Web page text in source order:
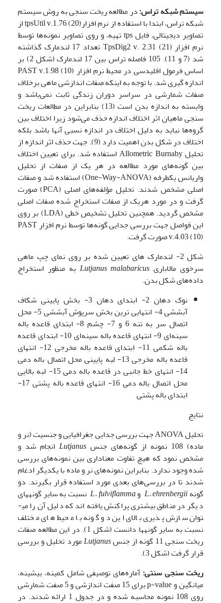
سیستم شبکه تراس:در مطالعه ریخت سنجی به روش سیستم
شبکه تراس، ابتدا با استفاده از نرم افزار(20) tpsUtil v.1.76 از
تصاویر دیجیتالی، فایل tps تهیه، و روی تصاویر نمونه‌ها توسط
نرم افزار TpsDig2 v. 2.31 (21) تعداد 17 لندمارک گذاشته
شد (7 و 11). 105 فاصله تراس بین 17 لندمارک (شکل 2) بر
اساس فرمول اقلیدسی در محیط نرم افزار PAST v.1.98 (10)
اندازه گیری شد. با توجه به اینکه صفات اندازشی ماهی برخلاف
صفات شمارشی در سراسر دوران زندگی ثابت نمی‌باشد و
وابسته به اندازه بدن است (13) بنابراین در مطالعات ریخت
سنجی ماهیان اثر اختلاف اندازه حذف می‌شود زیرا اختلاف بین
گروه‌ها نباید به دلیل اختلاف در اندازه نسبی آنها باشد بلکه
اختلاف در شکل بدن اهمیت دارد (9). جهت حذف اثر اندازه از
تحلیل Allometric Burnaby استفاده شد. برای تعیین اختلاف
بین گونه‌های مورد مطالعه در هر یک از صفات از تحلیل
واریانس یکطرفه (One-Way-ANOVA) استفاده شد و صفات
اصلی مشخص شدند. تحلیل مؤلفه‌های اصلی (PCA) صورت
گرفت و در مورد هریک از صفات استخراج شده صفات اصلی
مشخص گردید. همچنین تحلیل تشخیص خطی (LDA) بر روی
این فواصل جهت بررسی جدایی گونه‌ها توسط نرم افزار PAST
v.4.03 (10) صورت گرفت.
شکل 2- لندمارک های تعیین شده بر روی نمای چپ ماهی
سرخوی مالاباری
Lutjanus malabaricus
به منظور استخراج
داده‌های شکل بدن.
نوک دهان 2- ابتدای دهان 3- بخش پایینی شکاف
آبششی 4- انتهایی ترین بخش سرپوش آبششی 5- محل
اتصال سر به تنه 6 و 7- چشم 8- ابتدای قاعده باله
سینه‌ای 9- انتهای قاعده باله سینه‌ای 10- ابتدای قاعده
باله شکمی 11- ابتدای قاعده باله مخرجی 12- انتهای
قاعده باله مخرجی 13- لبه پایینی محل اتصال باله دمی
14- انتهای خط جانبی در قاعده باله دمی 15- لبه بالایی
محل اتصال باله دمی 16- انتهای قاعده باله پشتی 17-
ابتدای باله پشتی
نتایج
تحلیل ANOVA جهت بررسی جدایی جغرافیایی و جنسیت (نر و
ماده) 108 نمونه از گونه‌های جنس
Lutjanus انجام شد و
مشخص نمود که هیچ تفاوت معناداری بین نمونه‌های بررسی
شده وجود ندارد. بنابراین نمونه‌های نر و ماده با یکدیگر ادغام
شدند تا در بررسی‌های بعدی مورد استفاده قرار بگیرند. دو
گونهL. ehrenbergii وL. fulviflammaنسبت به سایر گونه­های
دیگر در مناطق بیشتری پراکنش یافته اند که دلیل آن را می­
توان سازش پذیری بالای این دو گونه با محیط های مختلف
نسبت به سایر گونه­ها دانست (شکل 1). در این مطالعه صفات
ریخت سنجی 11 گونه از جنس
Lutjanusمورد تحلیل و بررسی
قرار گرفت (شکل 3).
ریخت سنجی سنتی: آماره‌های توصیفی شامل کمینه، بیشینه،
میانگین و p-value برای 15 صفت اندازشی و 5 صفت شمارشی
روی 108 نمونه محاسبه شده و در جدول 1 ارائه شدند. در